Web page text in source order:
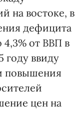
на востоке, в
дефицита
от ВВП в
году ввиду
повышения
цен на